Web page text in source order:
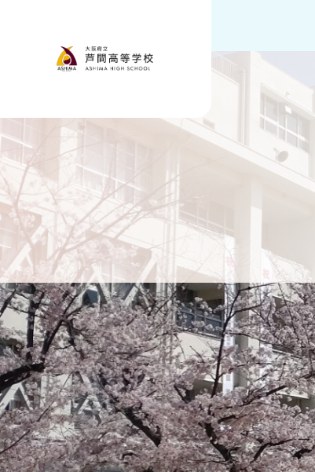
大阪府立
ホーム›2025
2025.12.12修学旅行(3日目)
2025.12.10修学旅行(2日目)スキース
2025.12.09修学旅行1日目